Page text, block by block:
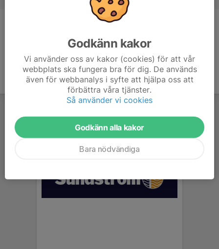
Godkänn kakor
Vi använder oss av kakor (cookies) för att vår
webbplats ska fungera bra för dig. De används
även för webbanalys i syfte att hjälpa oss att
förbättra våra tjänster.
Så använder vi cookies
Godkänn alla kakor
Bara nödvändiga